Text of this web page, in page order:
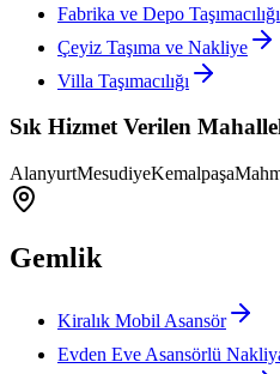
Fabrika ve Depo Taşımacılığı
Çeyiz Taşıma ve Nakliye
Villa Taşımacılığı
Sık Hizmet Verilen
AlanyurtMesudiyeKemalpaşa
Gemlik
Kiralık Mobil Asansör
Evden Eve Asansörlü